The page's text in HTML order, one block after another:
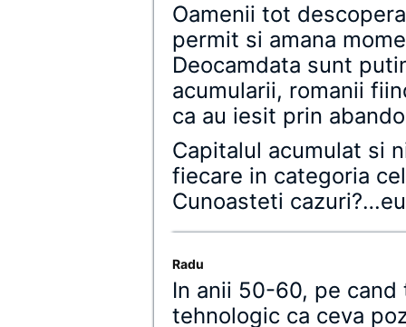
Oamenii tot
permit si amana
Deocamdata sunt
acumularii, romanii
ca au iesit prin
Capitalul acumulat si
fiecare in categoria
Cunoasteti
Radu
In anii 50-60, pe
tehnologic ca ceva